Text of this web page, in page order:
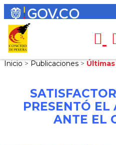
Inicio > Publicaciones >
PRESENTÓ EL
ANTE EL